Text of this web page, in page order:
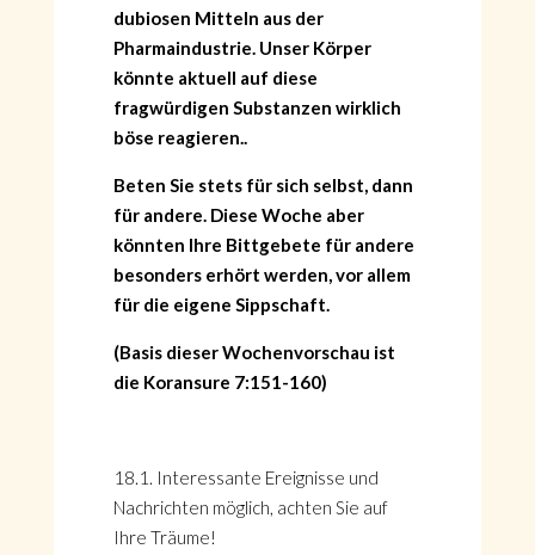
dubiosen Mitteln aus der
Pharmaindustrie. Unser Körper
könnte aktuell auf diese
fragwürdigen Substanzen wirklich
böse reagieren..
Beten Sie stets für sich selbst, dann
für andere. Diese Woche aber
könnten Ihre Bittgebete für andere
besonders erhört werden, vor allem
für die eigene Sippschaft.
(Basis dieser Wochenvorschau ist
die Koransure 7:151-160)
18.1. Interessante Ereignisse und
Nachrichten möglich, achten Sie auf
Ihre Träume!